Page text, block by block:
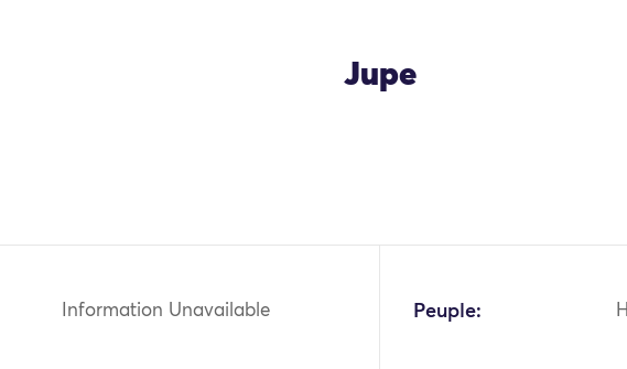
Jupe
Information Unavailable Peuple: